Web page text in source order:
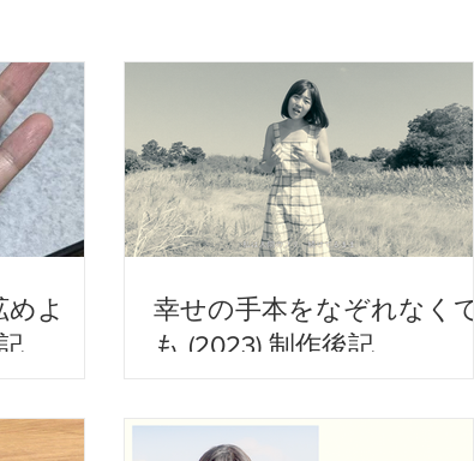
めよ
幸せの手本をなぞれなくて
も (2023) 制作後記